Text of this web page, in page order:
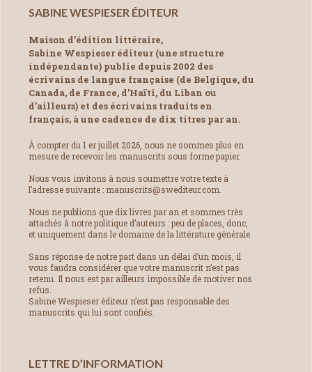
SABINE WESPIESER ÉDITEUR
Maison d’édition littéraire,
Sabine Wespieser éditeur (une structure
indépendante) publie depuis 2002 des
écrivains de langue française (de Belgique, du
Canada, de France, d’Haïti, du Liban ou
d’ailleurs) et des écrivains traduits en
français, à une cadence de dix titres par an.
À compter du 1 er juillet 2026, nous ne sommes plus en
mesure de recevoir les manuscrits sous forme papier.
Nous vous invitons à nous soumettre votre texte à
l’adresse suivante : manuscrits@swediteur.com.
Nous ne publions que dix livres par an et sommes très
attachés à notre politique d’auteurs : peu de places, donc,
et uniquement dans le domaine de la littérature générale.
Sans réponse de notre part dans un délai d’un mois, il
vous faudra considérer que votre manuscrit n’est pas
retenu. Il nous est par ailleurs impossible de motiver nos
refus.
Sabine Wespieser éditeur n’est pas responsable des
manuscrits qui lui sont confiés.
LETTRE D’INFORMATION